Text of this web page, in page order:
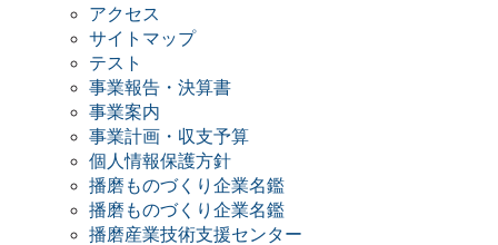
アクセス
サイトマップ
テスト
事業報告・決算書
事業案内
事業計画・収支予算
個人情報保護方針
播磨ものづくり企業名鑑
播磨ものづくり企業名鑑
播磨産業技術支援センター